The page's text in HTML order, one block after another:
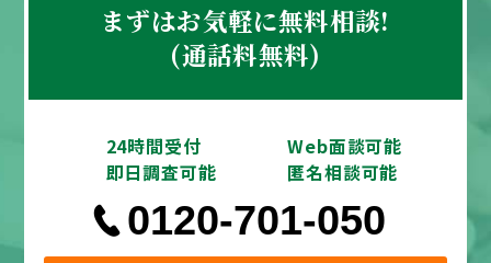
まずはお気軽に無料相談!
(通話料無料)
24時間受付
Web面談可能
即日調査可能
匿名相談可能
0120-701-050